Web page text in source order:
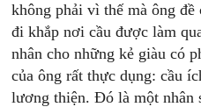
không phải vì thế mà ông đề
đi khắp nơi cầu được làm
nhân cho những kẻ giàu có
của ông rất thực dụng: cầu
lương thiện. Đó là một nhân